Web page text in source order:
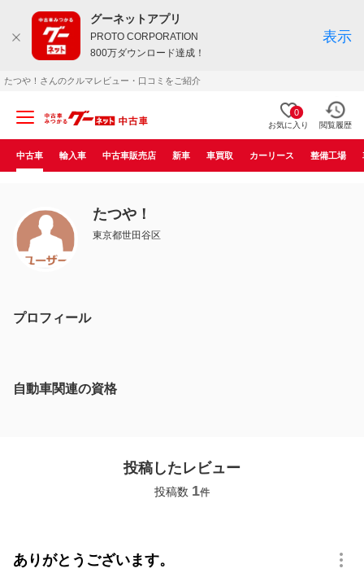
グーネットアプリ
PROTO CORPORATION
800万ダウンロード達成！
表示
たつや！さんのクルマレビュー・口コミをご紹介
0
お気に入り 閲覧履歴
中古車 輸入車 中古車販売店 新車 車買取 カーリース 整備工場
たつや！
東京都世田谷区
プロフィール
自動車関連の資格
投稿したレビュー
投稿数 1件
ありがとうございます。